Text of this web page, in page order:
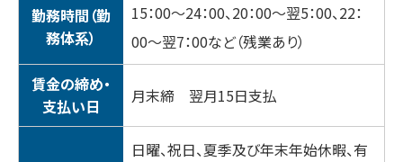
勤務時間（勤
務体系）
15：00～24：00、20：00～翌5：00、22：
00～翌7：00など（残業あり）
賃金の締め・
支払い日
月末締 翌月15日支払
日曜、祝日、夏季及び年末年始休暇、有